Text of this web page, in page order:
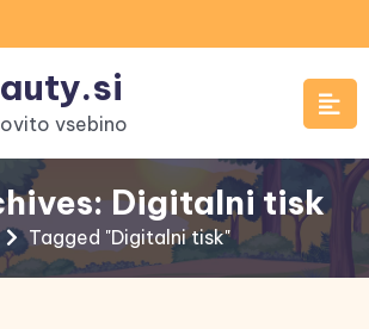
vsebino
Digitalni tisk
Tagged "Digitalni tisk"